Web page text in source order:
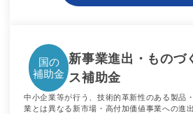
国の
補助金
新事業進出・ものづ
ス補助金
中小企業等が行う、技術的革新性のある製品
業とは異なる新市場・高付加価値事業への進